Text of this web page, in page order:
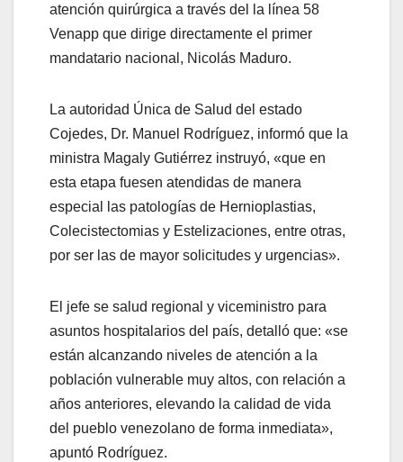
atención quirúrgica a través del la línea 58
Venapp que dirige directamente el primer
mandatario nacional, Nicolás Maduro.
La autoridad Única de Salud del estado
Cojedes, Dr. Manuel Rodríguez, informó que la
ministra Magaly Gutiérrez instruyó, «que en
esta etapa fuesen atendidas de manera
especial las patologías de Hernioplastias,
Colecistectomias y Estelizaciones, entre otras,
por ser las de mayor solicitudes y urgencias».
El jefe se salud regional y viceministro para
asuntos hospitalarios del país, detalló que: «se
están alcanzando niveles de atención a la
población vulnerable muy altos, con relación a
años anteriores, elevando la calidad de vida
del pueblo venezolano de forma inmediata»,
apuntó Rodríguez.